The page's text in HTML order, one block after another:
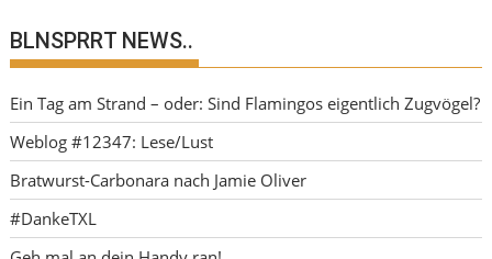
BLNSPRRT NEWS..
Ein Tag am Strand – oder: Sind Flamingos eigentlich Zugvögel?
Weblog #12347: Lese/Lust
Bratwurst-Carbonara nach Jamie Oliver
#DankeTXL